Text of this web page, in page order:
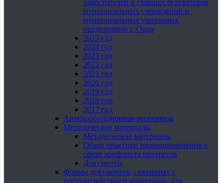
заместителей и главных бухгалтеров
муниципальных учреждений и
муниципальных унитарных
предприятий г. Орла
2025 год
2024 год
2023 год
2022 год
2021 год
2020 год
2019 год
2018 год
2017 год
Антикоррупционная экспертиза
Методические материалы
Методические материалы
Обзор практики правоприменения в
сфере конфликта интересов
Документы
Формы документов, связанных с
противодействием коррупции, для